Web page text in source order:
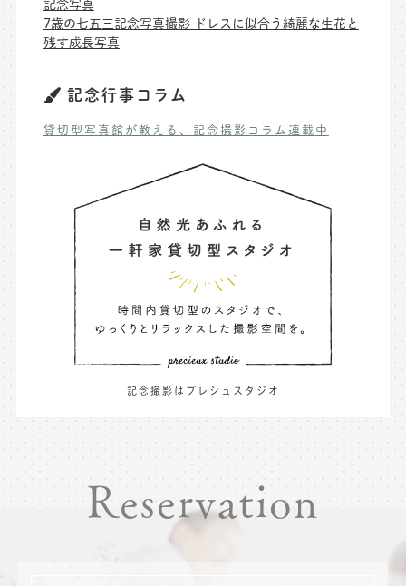
記念写真
7歳の七五三記念写真撮影 ドレスに似合う綺麗な生花と
残す成長写真
記念行事コラム
貸切型写真館が教える、記念撮影コラム連載中
記念撮影はプレシュスタジオ
Reservation